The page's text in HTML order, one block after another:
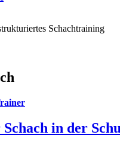
Schachtraining
in der